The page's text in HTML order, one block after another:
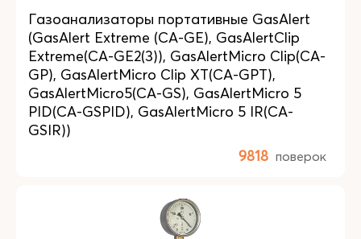
Газоанализаторы портативные GasAlert
(GasAlert Extreme (CA-GE), GasAlertClip
Extreme(CA-GE2(3)), GasAlertMicro Clip(CA-
GP), GasAlertMicro Clip XT(CA-GPT),
GasAlertMicro5(CA-GS), GasAlertMicro 5
PID(CA-GSPID), GasAlertMicro 5 IR(CA-
GSIR))
9818 поверок